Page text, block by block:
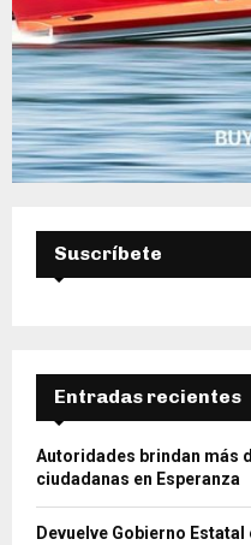
Suscríbete
Entradas recientes
Autoridades brindan más
ciudadanas en Esperanza
Devuelve Gobierno